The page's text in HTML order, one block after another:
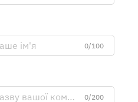
0/100
0/200